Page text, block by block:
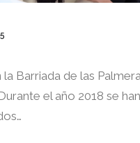
Barriada de las
el año 2018 se han